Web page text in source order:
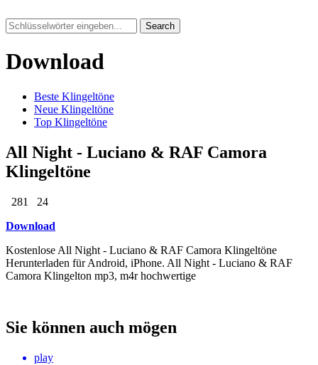
Search
Download
Beste Klingeltöne
Neue Klingeltöne
Top Klingeltöne
All Night - Luciano & RAF Camora
Klingeltöne
281
24
Download
Kostenlose All Night - Luciano & RAF Camora Klingeltöne
Herunterladen für Android, iPhone. All Night - Luciano & RAF
Camora Klingelton mp3, m4r hochwertige
Sie können auch mögen
play